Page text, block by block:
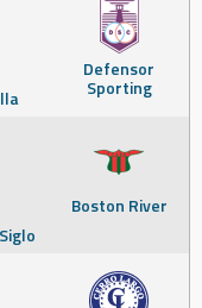
Defensor
Sporting
Boston River